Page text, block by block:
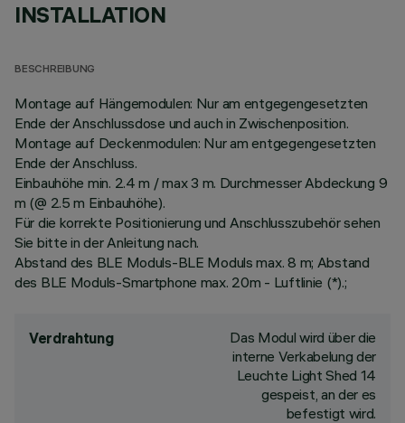
INSTALLATION
BESCHREIBUNG
Montage auf Hängemodulen: Nur am entgegengesetzten
Ende der Anschlussdose und auch in Zwischenposition.
Montage auf Deckenmodulen: Nur am entgegengesetzten
Ende der Anschluss.
Einbauhöhe min. 2.4 m / max 3 m. Durchmesser Abdeckung 9
m (@ 2.5 m Einbauhöhe).
Für die korrekte Positionierung und Anschlusszubehör sehen
Sie bitte in der Anleitung nach.
Abstand des BLE Moduls-BLE Moduls max. 8 m; Abstand
des BLE Moduls-Smartphone max. 20m - Luftlinie (*).;
Verdrahtung
Das Modul wird über die
interne Verkabelung der
Leuchte Light Shed 14
gespeist, an der es
befestigt wird.